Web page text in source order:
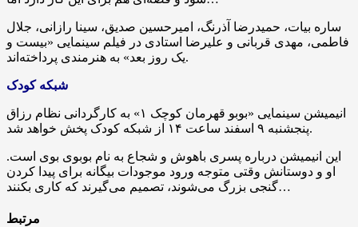
ساره بیات، حمیدرضا آذرنگ، امیرحسین صدیق، سینا رازانی، جلال
فاطمی، مهدی قربانی و علیرضا استادی در فیلم سینمایی «بیست و
یک روز بعد» به هنرمندی پرداخته‌اند.
شبکه کودک
انیمیشن سینمایی «بوبو قهرمان کوچک ۱» به کارگردانی نظام
رزاق
پنجشنبه ۹ اسفند ساعت ۱۴ از شبکه کودک پخش خواهد شد.
این انیمیشن درباره پسری باهوش و شجاع به نام بوبوی بوی است.
او و دوستانش وقتی متوجه ورود موجودات بیگانه برای پیدا کردن
گنجی بزرگ می‌شوند، تصمیم می‌گیرند که کاری بکنند…
مرتبط